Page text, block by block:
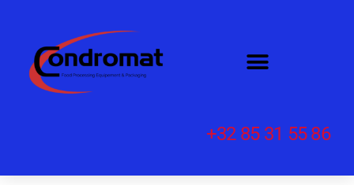
+32 85 31 55 86